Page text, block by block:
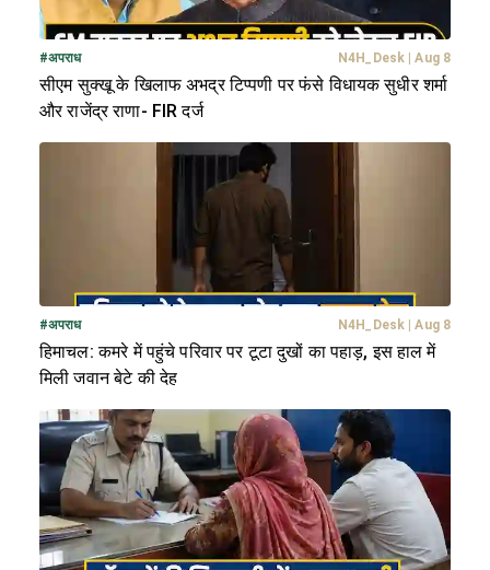
#अपराध N4H_Desk Aug 8
सीएम सुक्खू के खिलाफ अभद्र टिप्पणी पर फंसे विधायक सुधीर शर्मा
और राजेंद्र राणा- FIR दर्ज
#अपराध N4H_Desk Aug 8
हिमाचल: कमरे में पहुंचे परिवार पर टूटा दुखों का पहाड़, इस हाल में
मिली जवान बेटे की देह